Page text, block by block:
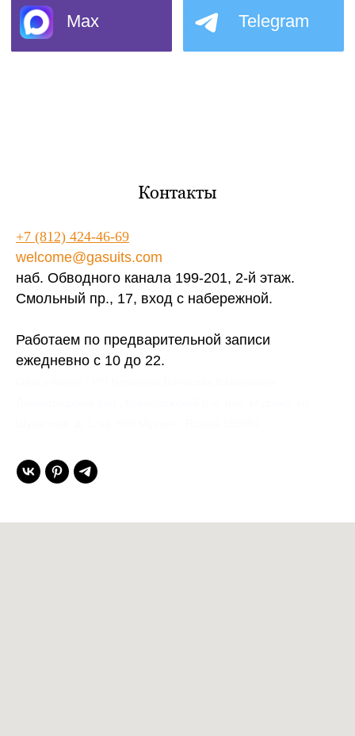
Контакты
+7 (812) 424-46-69
welcome@gasuits.com
наб. Обводного канала 199-201, 2-й этаж.
Смольный пр., 17, вход с набережной.
Работаем по предварительной записи
ежедневно с 10 до 22.